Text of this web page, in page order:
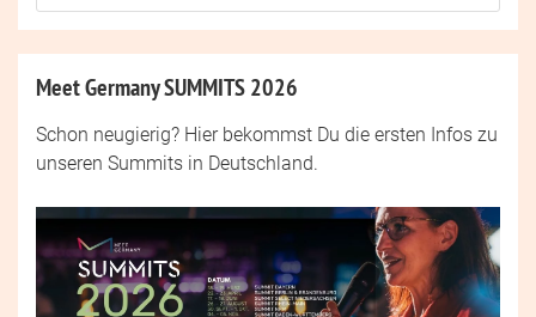
Meet Germany SUMMITS 2026
Schon neugierig? Hier bekommst Du die ersten Infos zu
unseren Summits in Deutschland.